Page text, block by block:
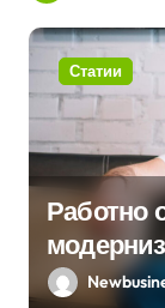
Статии
Работно